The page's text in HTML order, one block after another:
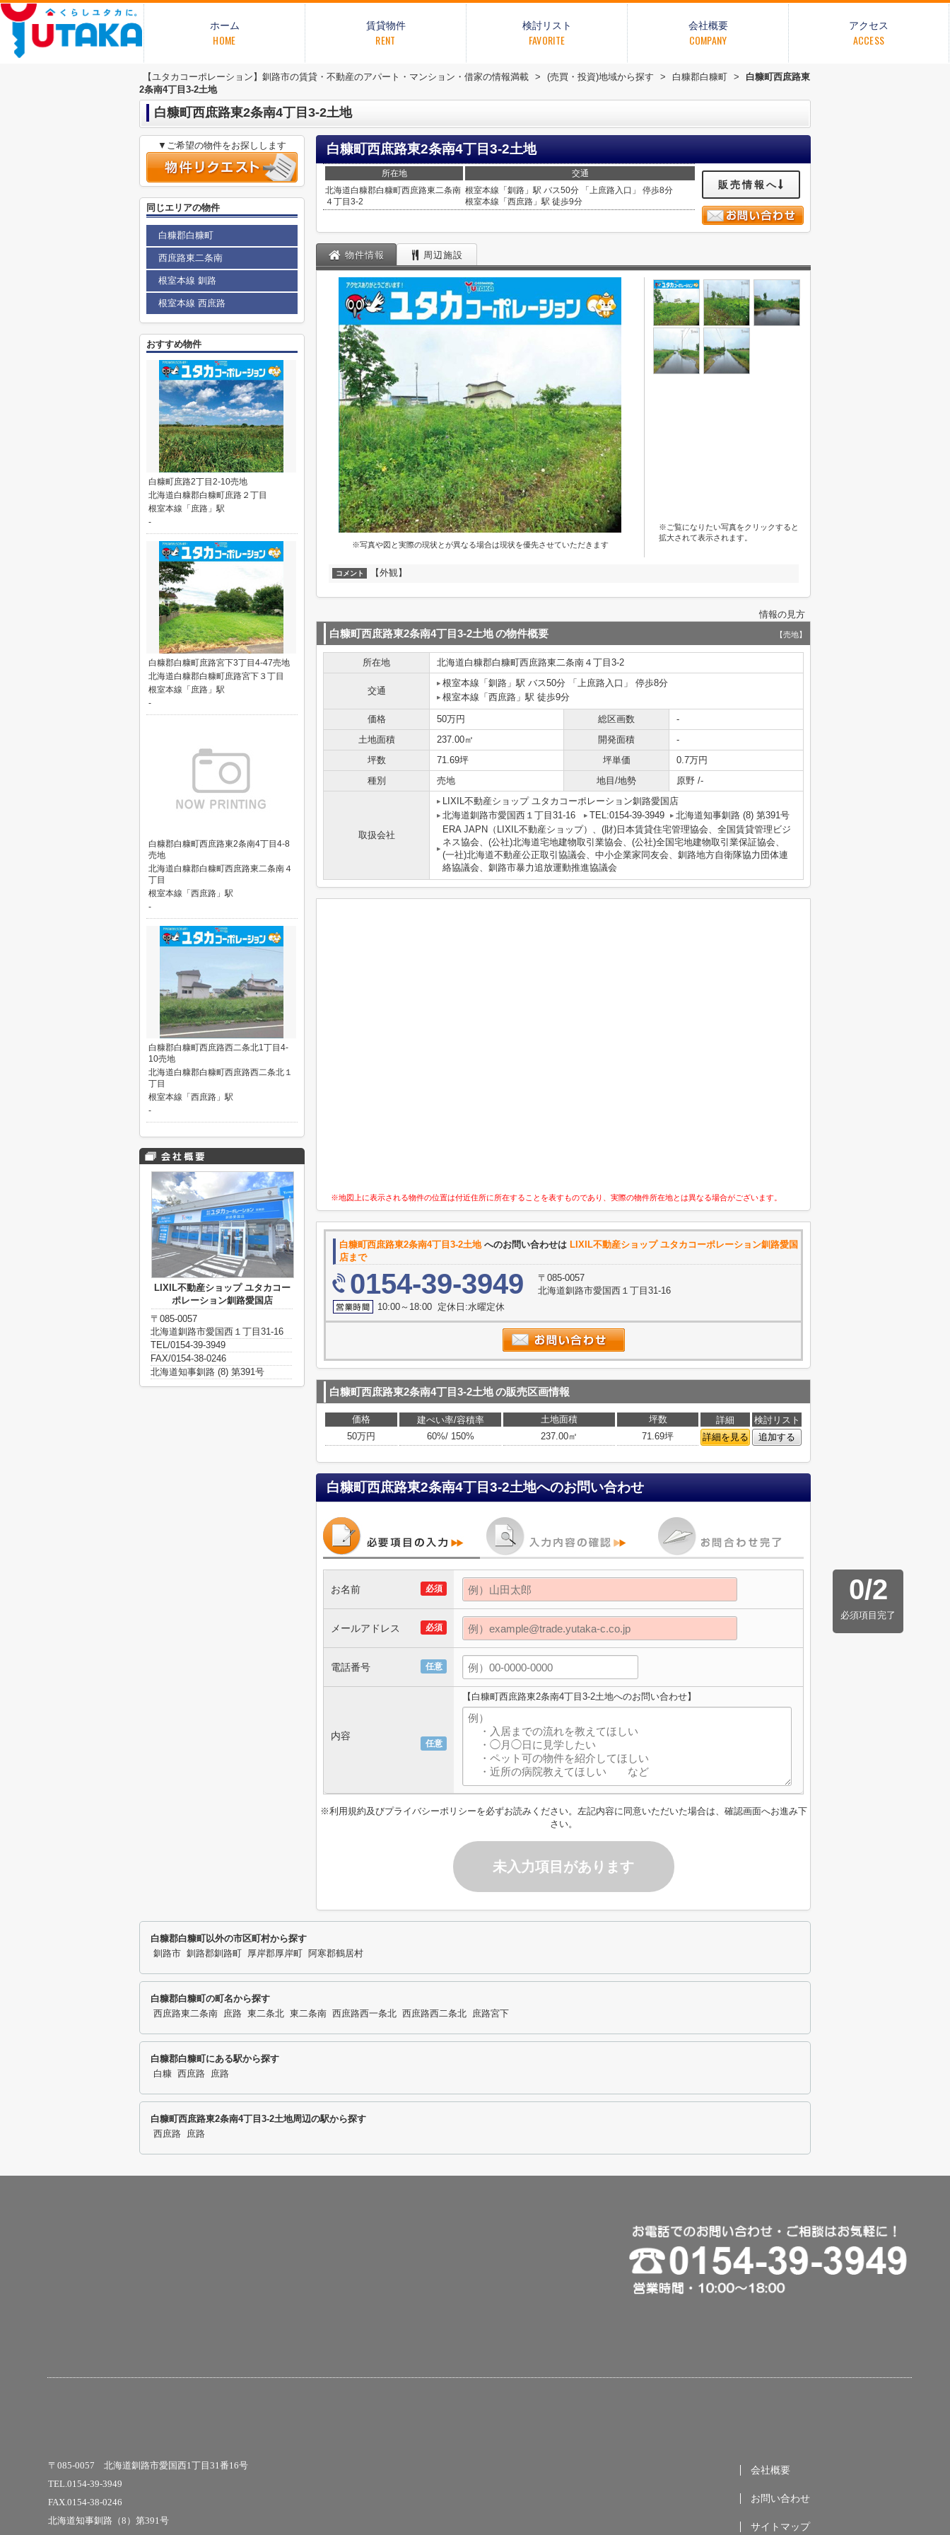
ホーム
HOME
賃貸物件
RENT
検討リスト
FAVORITE
会社概要
COMPANY
アクセス
ACCESS
【ユタカコーポレーション】釧路市の賃貸・不動産のアパート・マンション・借家の情報満載 > (売買・投資)地域から探す > 白糠郡白糠町 >
白糠町西庶路東
2条南4丁目3-2土地
白糠町西庶路東2条南4丁目3-2土地
白糠町西庶路東2条南4丁目3-2土地
所在地
交通
北海道白糠郡白糠町西庶路東二条南
４丁目3-2
根室本線 「 釧路 」駅 バス50分 「上庶路入口」 停歩8分
根室本線 「 西庶路 」駅 徒歩9分
販売情報へ
物件情報 周辺施設
※写真や図と実際の現状とが異なる場合は現状を優先させていただきます
※ご覧になりたい写真をクリックすると
拡大されて表示されます。
コメント 【外観】
情報の見方
白糠町西庶路東2条南4丁目3-2土地の物件概要 【売地】
所在地 北海道白糠郡白糠町西庶路東二条南 ４丁目3-2
交通
根室本線 「 釧路 」駅 バス50分 「上庶路入口」 停歩8分
根室本線 「 西庶路 」駅 徒歩9分
価格 50万円 総区画数
-
土地面積
237.00㎡ 開発面積
-
坪数
71.69坪 坪単価
0.7万円
種別
売地 地目/地勢 原野 /-
取扱会社
LIXIL不動産ショップ ユタカコーポレーション釧路愛国店
北海道釧路市愛国西１丁目31-16
TEL:0154-39-3949
北海道知事釧路 (8) 第391号
ERA JAPN（LIXIL不動産ショップ）、(財)日本賃貸住宅管理協会、全国賃貸管理ビジ
ネス協会、(公社)北海道宅地建物取引業協会、(公社)全国宅地建物取引業保証協会、
(一社)北海道不動産公正取引協議会、中小企業家同友会、釧路地方自衛隊協力団体連
絡協議会、釧路市暴力追放運動推進協議会
※地図上に表示される物件の位置は付近住所に所在することを表すものであり、実際の物件所在地とは異なる場合がございます。
白糠町西庶路東2条南4丁目3-2土地へのお問い合わせは LIXIL不動産ショップ ユタカコーポレーション釧路愛国
店まで
0154-39-3949
〒085-0057
北海道釧路市愛国西１丁目31-16
10:00～18:00 定休日:水曜定休
白糠町西庶路東2条南4丁目3-2土地の販売区画情報
価格 建ぺい率/容積率 土地面積 坪数 詳細
検討リスト
50万円
60%/ 150% 237.00㎡ 71.69坪 詳細を見る 追加する
白糠町西庶路東2条南4丁目3-2土地へのお問い合わせ
0/2
必須項目完了
必須
お名前
必須
メールアドレス
任意
電話番号
任意
内容
【白糠町西庶路東2条南4丁目3-2土地へのお問い合わせ】
※利用規約及びプライバシーポリシーを必ずお読みください。左記内容に同意いただいた場合は、確認画面へお進み下
さい。
未入力項目があります
▼ご希望の物件をお探しします
同じエリアの物件
白糠郡白糠町
西庶路東二条南
根室本線 釧路
根室本線 西庶路
おすすめ物件
白糠町庶路2丁目2-10売地
北海道白糠郡白糠町庶路２丁目
根室本線「庶路」駅
-
白糠郡白糠町庶路宮下3丁目4-47売地
北海道白糠郡白糠町庶路宮下３丁目
根室本線「庶路」駅
-
白糠郡白糠町西庶路東2条南4丁目4-8
売地
北海道白糠郡白糠町西庶路東二条南４
丁目
根室本線「西庶路」駅
-
白糠郡白糠町西庶路西二条北1丁目4-
10売地
北海道白糠郡白糠町西庶路西二条北１
丁目
根室本線「西庶路」駅
-
LIXIL不動産ショップ ユタカコー
ポレーション釧路愛国店
〒085-0057
北海道釧路市愛国西１丁目31-16
TEL/0154-39-3949
FAX/0154-38-0246
北海道知事釧路 (8) 第391号
白糠郡白糠町以外の市区町村から探す
釧路市 釧路郡釧路町 厚岸郡厚岸町 阿寒郡鶴居村
白糠郡白糠町の町名から探す
西庶路東二条南 庶路 東二条北 東二条南 西庶路西一条北 西庶路西二条北 庶路宮下
白糠郡白糠町にある駅から探す
白糠 西庶路 庶路
白糠町西庶路東2条南4丁目3-2土地周辺の駅から探す
西庶路 庶路
〒085-0057 北海道釧路市愛国西1丁目31番16号
TEL.0154-39-3949
FAX.0154-38-0246
北海道知事釧路（8）第391号
会社概要
お問い合わせ
サイトマップ